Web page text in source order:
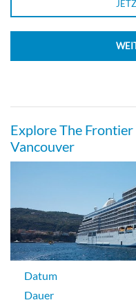
Explore The
Vancouver
Datum
Dauer